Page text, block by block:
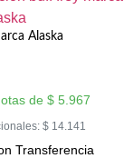
Alaska
de $ 5.967
$ 14.141
Transferencia